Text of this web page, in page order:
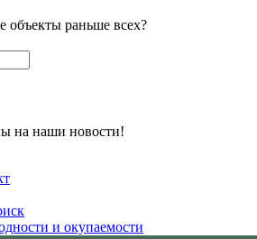
объекты раньше всех?
на наши новости!
и окупаемости